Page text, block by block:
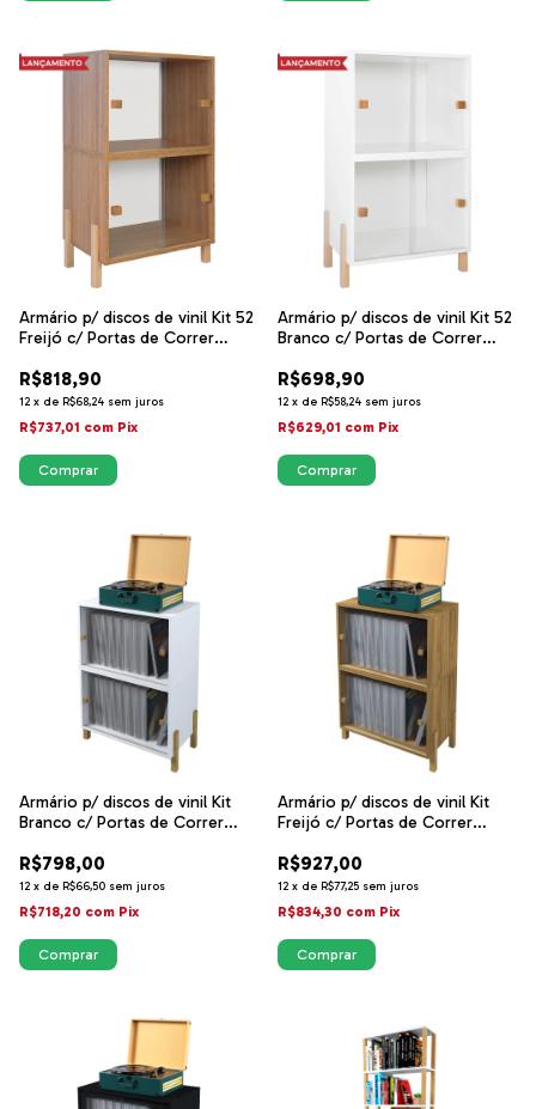
Armário p/ discos de vinil Kit 52
Freijó c/ Portas de Correr
R$818,90
12 x de R$68,24 sem juros
R$737,01 com Pix
Armário p/ discos de vinil Kit 52
Branco c/ Portas de Correr
R$698,90
12 x de R$58,24 sem juros
R$629,01 com Pix
Armário p/ discos de vinil Kit
Branco c/ Portas de Correr
R$798,00
12 x de R$66,50 sem juros
R$718,20 com Pix
Armário p/ discos de vinil Kit
Freijó c/ Portas de Correr
R$927,00
12 x de R$77,25 sem juros
R$834,30 com Pix